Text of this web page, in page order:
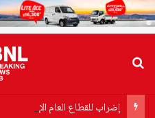
إضراب للقطاع العام الإثنين..